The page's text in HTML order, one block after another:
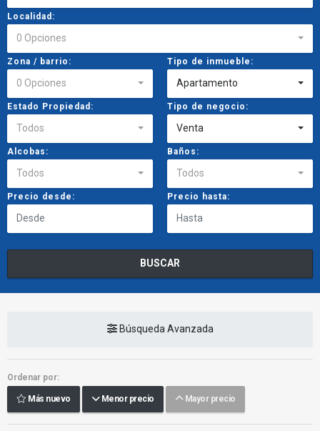
Localidad:
0 Opciones
Zona / barrio:
0 Opciones
Tipo de inmueble:
Apartamento
Estado Propiedad:
Todos
Tipo de negocio:
Venta
Alcobas:
Todos
Baños:
Todos
Precio desde: Precio hasta:
BUSCAR
Búsqueda Avanzada
Ordenar por:
Más nuevo Menor precio Mayor precio